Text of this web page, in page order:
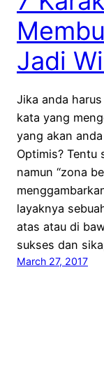
Jadi
Jika anda
kata yang
yang akan
Optimis? Tentu
namun “zona
layaknya
atas atau di
sukses dan
March 27, 2017